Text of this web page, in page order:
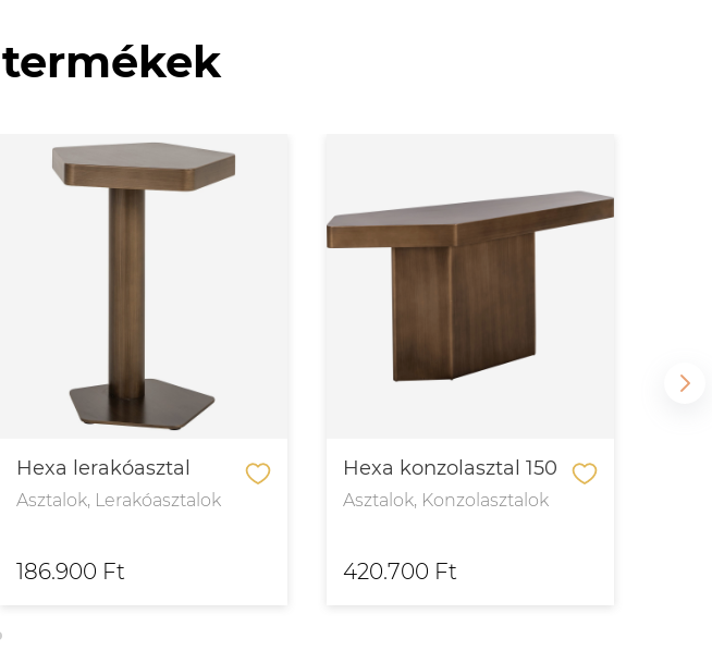
termékek
Hexa lerakóasztal
Asztalok, Lerakóasztalok
186.900 Ft
Hexa konzolasztal 150
Asztalok, Konzolasztalok
420.700 Ft